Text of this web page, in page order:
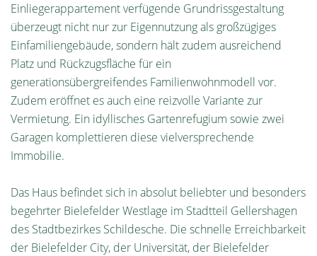
Einliegerappartement verfügende Grundrissgestaltung
überzeugt nicht nur zur Eigennutzung als großzügiges
Einfamiliengebäude, sondern hält zudem ausreichend
Platz und Rückzugsfläche für ein
generationsübergreifendes Familienwohnmodell vor.
Zudem eröffnet es auch eine reizvolle Variante zur
Vermietung. Ein idyllisches Gartenrefugium sowie zwei
Garagen komplettieren diese vielversprechende
Immobilie.
Das Haus befindet sich in absolut beliebter und besonders
begehrter Bielefelder Westlage im Stadtteil Gellershagen
des Stadtbezirkes Schildesche. Die schnelle Erreichbarkeit
der Bielefelder City, der Universität, der Bielefelder